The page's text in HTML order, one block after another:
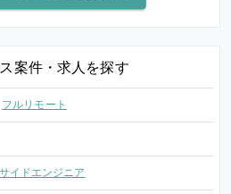
案件・求人を探す
フルリモート
イドエンジニア